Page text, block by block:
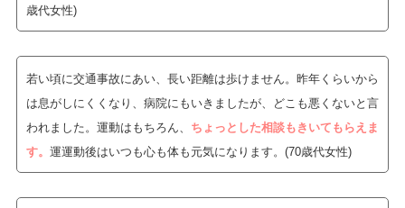
歳代女性)
若い頃に交通事故にあい、長い距離は歩けません。昨年くらいから
は息がしにくくなり、病院にもいきましたが、どこも悪くないと言
われました。運動はもちろん、 ちょっとした相談もきいてもらえま
す。 運運動後はいつも心も体も元気になります。 (70歳代女性)